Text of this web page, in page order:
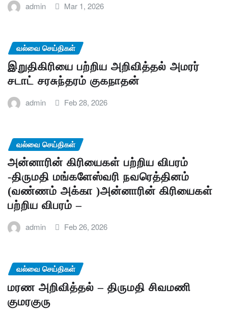
admin Mar 1, 2026
வல்வை செய்திகள்
இறுதிகிரியை பற்றிய அறிவித்தல் அமரர்
சடாட் சரசுந்தரம் குகநாதன்
admin Feb 28, 2026
வல்வை செய்திகள்
அன்னாரின் கிரியைகள் பற்றிய விபரம்
-திருமதி மங்களேஸ்வரி நவரெத்தினம்
(வண்ணம் அக்கா )அன்னாரின் கிரியைகள்
பற்றிய விபரம் –
admin Feb 26, 2026
வல்வை செய்திகள்
மரண அறிவித்தல் – திருமதி சிவமணி
குமரகுரு